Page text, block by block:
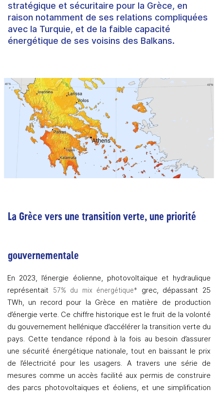
stratégique et sécuritaire pour la Grèce, en
raison notamment de ses relations compliquées
avec la Turquie, et de la faible capacité
énergétique de ses voisins des Balkans.
La Grèce vers une transition verte, une priorité
gouvernementale
En 2023, l’énergie éolienne, photovoltaïque et hydraulique
représentait 57% du mix énergétique*
grec, dépassant 25
TWh, un record pour la Grèce en matière de production
d’énergie verte. Ce chiffre historique est le fruit de la volonté
du gouvernement hellénique d’accélérer la transition verte du
pays. Cette tendance répond à la fois au besoin d’assurer
une sécurité énergétique nationale, tout en baissant le prix
de l’électricité pour les usagers. A travers une série de
mesures comme un accès facilité aux permis de construire
des parcs photovoltaïques et éoliens, et une simplification